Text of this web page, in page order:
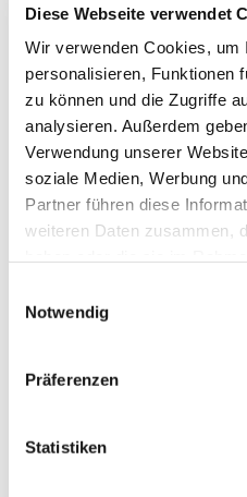
Diese Webseite verwendet
Wir verwenden Cookies, um
personalisieren, Funktionen
zu können und die Zugriffe
analysieren. Außerdem
Verwendung unserer
soziale Medien, Werbung
Partner führen diese
weiteren Daten zusammen,
Notwendig
Präferenzen
Statistiken